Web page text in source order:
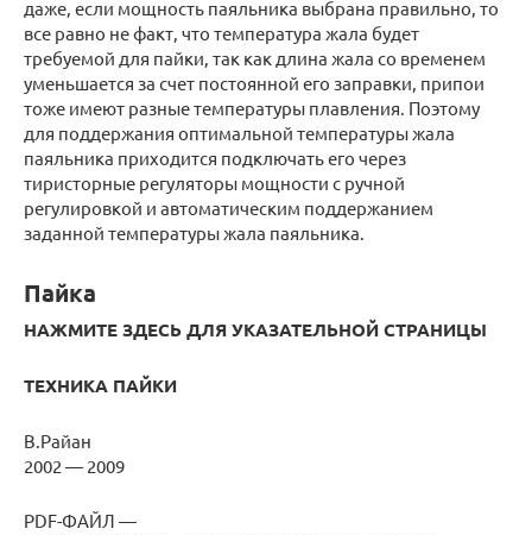
даже, если мощность паяльника выбрана правильно, то
все равно не факт, что температура жала будет
требуемой для пайки, так как длина жала со временем
уменьшается за счет постоянной его заправки, припои
тоже имеют разные температуры плавления. Поэтому
для поддержания оптимальной температуры жала
паяльника приходится подключать его через
тиристорные регуляторы мощности с ручной
регулировкой и автоматическим поддержанием
заданной температуры жала паяльника.
Пайка
НАЖМИТЕ ЗДЕСЬ ДЛЯ УКАЗАТЕЛЬНОЙ СТРАНИЦЫ
ТЕХНИКА ПАЙКИ
В.Райан
2002 — 2009
PDF-ФАЙЛ —